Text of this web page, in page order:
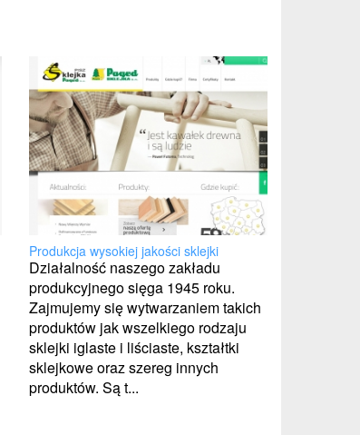
Produkcja wysokiej jakości sklejki
Działalność naszego zakładu
produkcyjnego sięga 1945 roku.
Zajmujemy się wytwarzaniem takich
produktów jak wszelkiego rodzaju
sklejki iglaste i liściaste, kształtki
sklejkowe oraz szereg innych
produktów. Są t...